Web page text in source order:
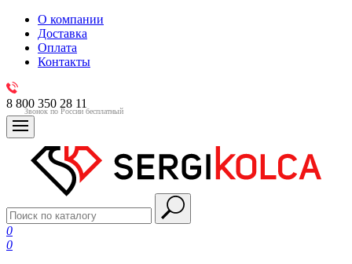
О компании
Доставка
Оплата
Контакты
8 800 350 28 11
Звонок по России бесплатный
0
0